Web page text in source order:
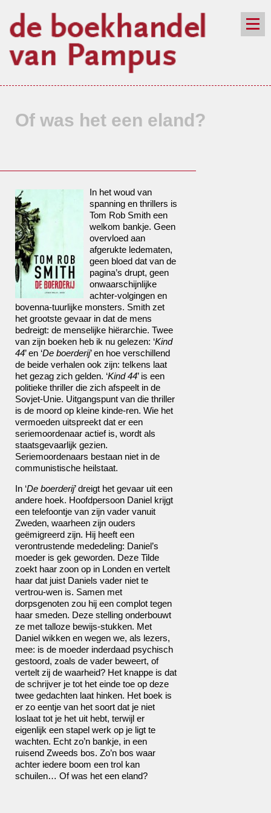
nieuwsbrief
Of was het een eland?
In het woud van
spanning en thrillers is
Tom Rob Smith een
welkom bankje. Geen
overvloed aan
afgerukte ledematen,
geen bloed dat van de
pagina’s drupt, geen
onwaarschijnlijke
achter-volgingen en
bovenna-tuurlijke monsters. Smith zet
het grootste gevaar in dat de mens
bedreigt: de menselijke hiërarchie. Twee
van zijn boeken heb ik nu gelezen: ‘Kind
44’ en ‘De boerderij’ en hoe verschillend
de beide verhalen ook zijn: telkens laat
het gezag zich gelden. ‘Kind 44’ is een
politieke thriller die zich afspeelt in de
Sovjet-Unie. Uitgangspunt van die thriller
is de moord op kleine kinde-ren. Wie het
vermoeden uitspreekt dat er een
seriemoordenaar actief is, wordt als
staatsgevaarlijk gezien.
Seriemoordenaars bestaan niet in de
communistische heilstaat.
In ‘De boerderij’ dreigt het gevaar uit een
andere hoek. Hoofdpersoon Daniel krijgt
een telefoontje van zijn vader vanuit
Zweden, waarheen zijn ouders
geëmigreerd zijn. Hij heeft een
verontrustende mededeling: Daniel’s
moeder is gek geworden. Deze Tilde
zoekt haar zoon op in Londen en vertelt
haar dat juist Daniels vader niet te
vertrou-wen is. Samen met
dorpsgenoten zou hij een complot tegen
haar smeden. Deze stelling onderbouwt
ze met talloze bewijs-stukken. Met
Daniel wikken en wegen we, als lezers,
mee: is de moeder inderdaad psychisch
gestoord, zoals de vader beweert, of
vertelt zij de waarheid? Het knappe is dat
de schrijver je tot het einde toe op deze
twee gedachten laat hinken. Het boek is
er zo eentje van het soort dat je niet
loslaat tot je het uit hebt, terwijl er
eigenlijk een stapel werk op je ligt te
wachten. Echt zo’n bankje, in een
ruisend Zweeds bos. Zo’n bos waar
achter iedere boom een trol kan
schuilen… Of was het een eland?